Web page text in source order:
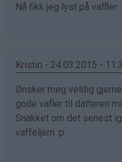
Nå fikk jeg lyst på vaffler
Kristin - 24.03.2015 -
Ønsker meg veldig
gode vafler til datteren
Snakket om det senest
vaffeljern :p